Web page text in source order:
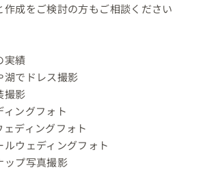
作成をご検討の方もご相談ください
実績
湖でドレス撮影
撮影
ィングフォト
ディングフォト
ウェディングフォト
ップ写真撮影